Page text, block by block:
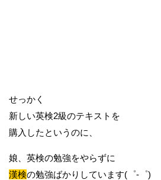
せっかく
新しい英検2級のテキストを
購入したというのに、
娘、英検の勉強をやらずに
漢検の勉強ばかりしています(゜-゜)